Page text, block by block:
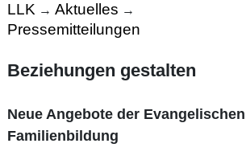
LLK → Aktuelles →
Pressemitteilungen
Beziehungen gestalten
Neue Angebote der Evangelischen
Familienbildung